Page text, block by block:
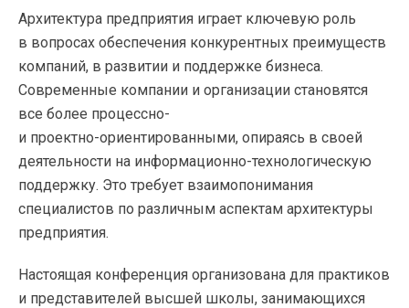
Архитектура предприятия играет ключевую роль
в вопросах обеспечения конкурентных преимуществ
компаний, в развитии и поддержке бизнеса.
Современные компании и организации становятся
все более процессно-
и проектно-ориентированными, опираясь в своей
деятельности на информационно-технологическую
поддержку. Это требует взаимопонимания
специалистов по различным аспектам архитектуры
предприятия.
Настоящая конференция организована для практиков
и представителей высшей школы, занимающихся